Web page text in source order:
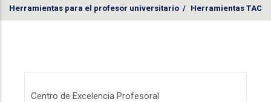
Herramientas para el profesor universitario / Herramientas TAC
Centro de Excelencia Profesoral